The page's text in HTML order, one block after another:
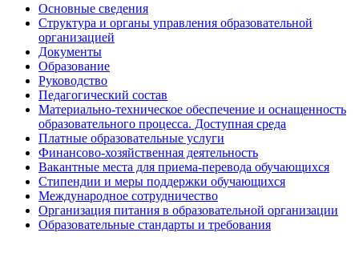
Основные сведения
Структура и органы управления образовательной
организацией
Документы
Образование
Руководство
Педагогический состав
Материально-техническое обеспечение и оснащенность
образовательного процесса. Доступная среда
Платные образовательные услуги
Финансово-хозяйственная деятельность
Вакантные места для приема-перевода обучающихся
Стипендии и меры поддержки обучающихся
Международное сотрудничество
Организация питания в образовательной организации
Образовательные стандарты и требования